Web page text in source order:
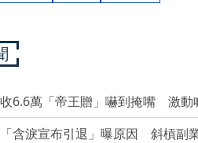
6.6萬「帝王贈」嚇到掩嘴 激動
含淚宣布引退」曝原因 斜槓副